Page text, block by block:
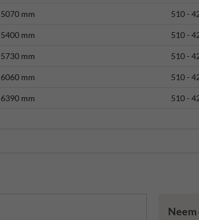
5070 mm 510 -
5400 mm 510 -
5730 mm 510 -
6060 mm 510 -
6390 mm 510 -
Neem